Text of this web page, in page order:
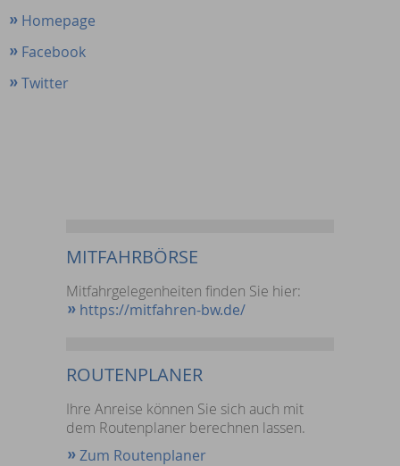
Homepage
Facebook
Twitter
MITFAHRBÖRSE
Mitfahrgelegenheiten finden Sie hier:
https://mitfahren-bw.de/
ROUTENPLANER
Ihre Anreise können Sie sich auch mit
dem Routenplaner berechnen lassen.
Zum Routenplaner